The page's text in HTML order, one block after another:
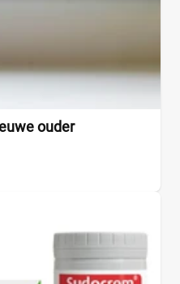
ouder